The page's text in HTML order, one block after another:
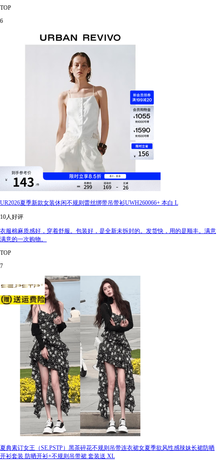
TOP
6
UR2026夏季新款女装休闲不规则蕾丝绑带吊带衫UWH260066+ 本白 L
10人好评
衣服棉麻质感好，穿着舒服。包装好，是全新未拆封的。发货快，用的是顺丰。满意
满意的一次购物。
TOP
7
夏典素订女王（SE.PSTP）黑茶碎花不规则吊带连衣裙女夏季欲风性感辣妹长裙防晒
开衫套装 防晒开衫+不规则吊带裙 套装送 XL